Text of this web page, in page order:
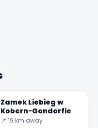
Zamek Liebieg w
Kobern-Gondorfie
📍 19 km away